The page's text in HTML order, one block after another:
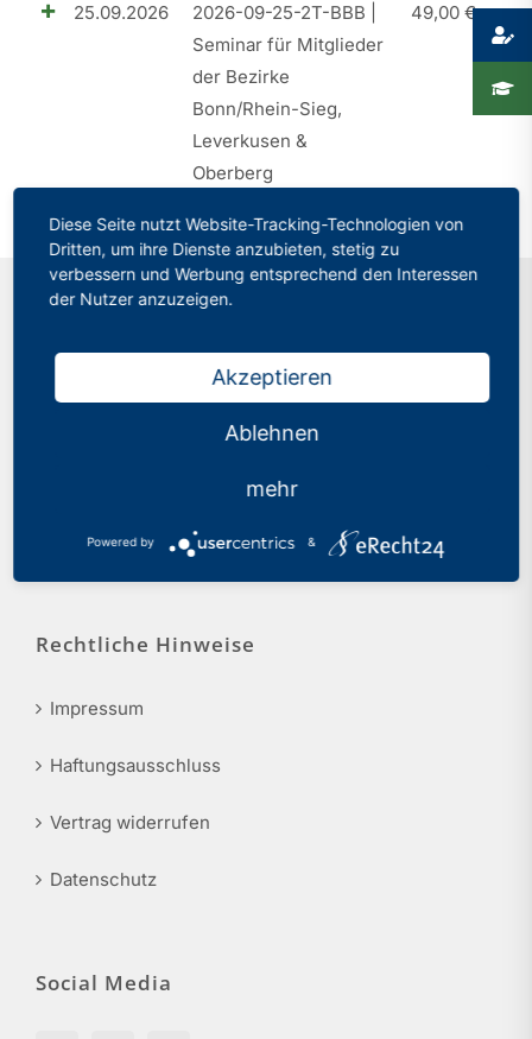
Presse
Recht
25.09.2026
2026-09-25-2T-BBB |
Seminar für Mitglieder
der Bezirke
Bonn/Rhein-Sieg,
Leverkusen &
Oberberg
49,00 €
Philologenverband Nordrhein-Westfalen
info@phv-nrw.de
Rechtliche Hinweise
Impressum
Haftungsausschluss
Vertrag widerrufen
Datenschutz
Social Media
Diese Seite nutzt Website-Tracking-Technologien von
Dritten, um ihre Dienste anzubieten, stetig zu
verbessern und Werbung entsprechend den Interessen
der Nutzer anzuzeigen.
Akzeptieren
Ablehnen
mehr
Powered by &